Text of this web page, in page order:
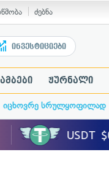
ძებნა
ინვესტიციები
ჟურნალი
იცხოვრე სრულყოფილად